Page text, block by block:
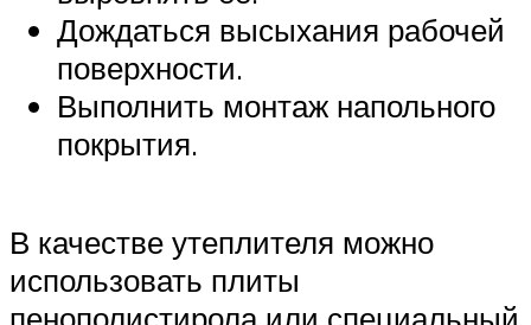
Дождаться высыхания рабочей
поверхности.
Выполнить монтаж напольного
покрытия.
В качестве утеплителя можно
использовать плиты